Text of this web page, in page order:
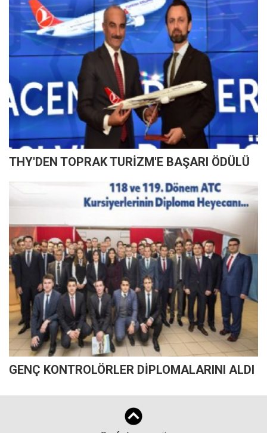
THY'DEN TOPRAK TURİZM'E BAŞARI ÖDÜLÜ
GENÇ KONTROLÖRLER DİPLOMALARINI ALDI